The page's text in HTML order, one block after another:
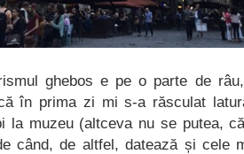
ghebos e pe o parte de
în prima zi mi s-a răsculat
la muzeu (altceva nu se putea,
când, de altfel, datează și cele